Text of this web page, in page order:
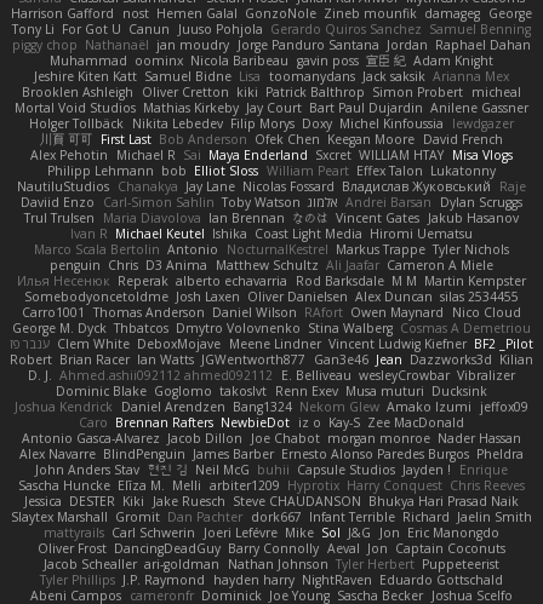
Harrison Gafford
nost Hemen Galal GonzoNole Zineb mounfik damageg George
Tony Li For Got U Canun Juuso Pohjola Gerardo Quiros Sanchez Samuel Benning
piggy chop Nathanaël jan moudry Jorge Panduro Santana Jordan Raphael Dahan
Muhammad oominx Nicola Baribeau gavin poss 宣臣 紀 Adam Knight
Jeshire Kiten Katt Samuel Bidne Lisa toomanydans Jack saksik Arianna Mex
Brooklen Ashleigh
Oliver Cretton kiki Patrick Balthrop Simon Probert micheal
Mortal Void Studios Mathias Kirkeby Jay Court Bart Paul Dujardin Anilene Gassner
Holger Tollbäck Nikita Lebedev Filip Morys Doxy Michel Kinfoussia
lewdgazer
川頁 可可 First Last Bob Anderson Ofek Chen Keegan Moore David French
Alex Pehotin
Michael R Sai Maya Enderland Sxcret WILLIAM HTAY Misa Vlogs
Philipp Lehmann bob Elliot Sloss William Peart Effex Talon Lukatonny
NautiluStudios Chanakya Jay Lane Nicolas Fossard Владислав Жуковський
Raje
Daviid Enzo
Carl-Simon Sahlin Toby Watson אלמוג Andrei Barsan
Dylan Scruggs
Trul Trulsen
Maria Diavolova Ian Brennan なのは Vincent Gates Jakub Hasanov
Ivan R Michael Keutel Ishika Coast Light Media Hiromi Uematsu
Marco Scala Bertolin Antonio NocturnalKestrel Markus Trappe Tyler Nichols
penguin Chris D3 Anima Matthew Schultz Ali Jaafar Cameron A Miele
Илья Несенюк Reperak alberto echavarria Rod Barksdale M M Martin Kempster
Somebodyoncetoldme Josh Laxen Oliver Danielsen Alex Duncan silas 2534455
Carro1001
Thomas Anderson Daniel Wilson RAfort Owen Maynard
Nico Cloud
George M. Dyck Thbatcos Dmytro Volovnenko Stina Walberg Cosmas A Demetriou
ענבר פז Clem White DeboxMojave Meene Lindner Vincent Ludwig Kiefner BF2 _Pilot
Robert Brian Racer Ian Watts JGWentworth877 Gan3e46 Jean Dazzworks3d Kilian
D. J. Ahmed.ashii092112 ahmed092112 E. Belliveau wesleyCrowbar Vibralizer
Dominic Blake Goglomo takoslvt Renn Exev Musa muturi Ducksink
Joshua Kendrick
Daniel Arendzen Bang1324 Nekom Glew Amako Izumi
jeffox09
Caro Brennan Rafters NewbieDot iz o Kay-S Zee MacDonald
Antonio Gasca-Alvarez Jacob Dillon Joe Chabot morgan monroe Nader Hassan
Alex Navarre BlindPenguin James Barber Ernesto Alonso Paredes Burgos Pheldra
John Anders Stav 현진 김 Neil McG buhii Capsule Studios Jayden !
Enrique
Sascha Huncke Elīza M. Melli arbiter1209 Hyprotix Harry Conquest Chris Reeves
Jessica DESTER Kiki Jake Ruesch Steve CHAUDANSON Bhukya Hari Prasad Naik
Slaytex Marshall Gromit Dan Pachter dork667 Infant Terrible Richard Jaelin Smith
mattyrails Carl Schwerin Joeri Lefévre Mike Sol J&G Jon Eric Manongdo
Oliver Frost DancingDeadGuy Barry Connolly Aeval Jon Captain Coconuts
Jacob Schealler ari-goldman Nathan Johnson Tyler Herbert Puppeteerist
Tyler Phillips J.P. Raymond hayden harry NightRaven Eduardo Gottschald
Abeni Campos cameronfr Dominick Joe Young Sascha Becker Joshua Scelfo